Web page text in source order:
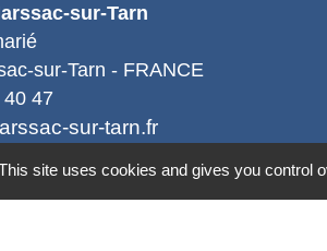
sur-Tarn
sur-Tarn - FRANCE
47
sur-tarn.fr
HORAIRES et CONTACTS
site uses cookies and gives you control